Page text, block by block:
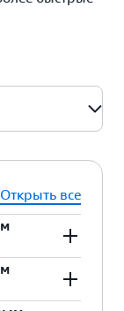
Открыть все